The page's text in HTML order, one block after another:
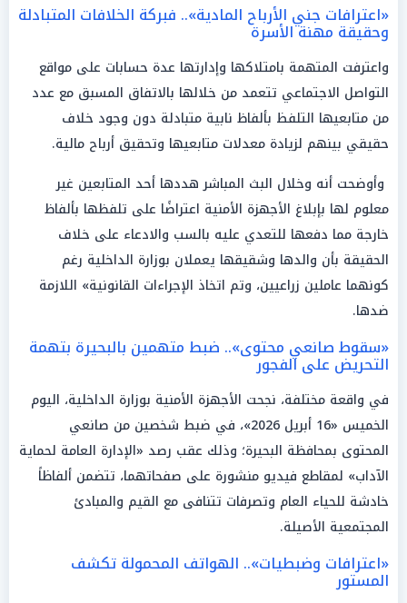
«اعترافات جني الأرباح المادية».. فبركة الخلافات المتبادلة
وحقيقة مهنة الأسرة
واعترفت المتهمة بامتلاكها وإدارتها عدة حسابات على مواقع
التواصل الاجتماعي تتعمد من خلالها بالاتفاق المسبق مع عدد
من متابعيها التلفظ بألفاظ نابية متبادلة دون وجود خلاف
حقيقي بينهم لزيادة معدلات متابعيها وتحقيق أرباح مالية.
وأوضحت أنه وخلال البث المباشر هددها أحد المتابعين غير
معلوم لها بإبلاغ الأجهزة الأمنية اعتراضًا على تلفظها بألفاظ
خارجة مما دفعها للتعدي عليه بالسب والادعاء على خلاف
الحقيقة بأن والدها وشقيقها يعملان بوزارة الداخلية رغم
كونهما عاملين زراعيين، وتم اتخاذ الإجراءات القانونية» اللازمة
ضدها.
«سقوط صانعي محتوى».. ضبط متهمين بالبحيرة بتهمة
التحريض على الفجور
في واقعة مختلفة، نجحت الأجهزة الأمنية بوزارة الداخلية، اليوم
الخميس «16 أبريل 2026»، في ضبط شخصين من صانعي
المحتوى بمحافظة البحيرة؛ وذلك عقب رصد «الإدارة العامة لحماية
الآداب» لمقاطع فيديو منشورة على صفحاتهما، تتضمن ألفاظاً
خادشة للحياء العام وتصرفات تتنافى مع القيم والمبادئ
المجتمعية الأصيلة.
«اعترافات وضبطيات».. الهواتف المحمولة تكشف
المستور